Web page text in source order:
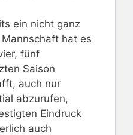
ein nicht ganz
hat es
fünf
Saison
auch nur
abzurufen,
Eindruck
auch